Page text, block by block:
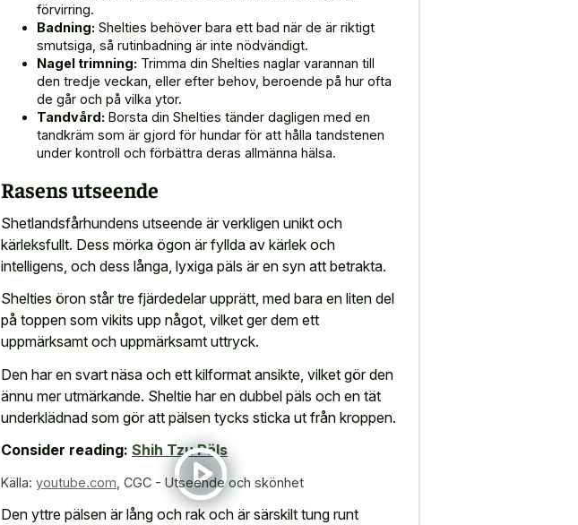
förvirring.
Badning: Shelties behöver bara ett bad när de är riktigt
smutsiga, så rutinbadning är inte nödvändigt.
Nagel trimning: Trimma din Shelties naglar varannan till
den tredje veckan, eller efter behov, beroende på hur ofta
de går och på vilka ytor.
Tandvård: Borsta din Shelties tänder dagligen med en
tandkräm som är gjord för hundar för att hålla tandstenen
under kontroll och förbättra deras allmänna hälsa.
Rasens utseende
Shetlandsfårhundens utseende är verkligen unikt och
kärleksfullt. Dess mörka ögon är fyllda av kärlek och
intelligens, och dess långa, lyxiga päls är en syn att betrakta.
Shelties öron står tre fjärdedelar upprätt, med bara en liten del
på toppen som vikits upp något, vilket ger dem ett
uppmärksamt och uppmärksamt uttryck.
Den har en svart näsa och ett kilformat ansikte, vilket gör den
ännu mer utmärkande. Sheltie har en dubbel päls och en tät
underklädnad som gör att pälsen tycks sticka ut från kroppen.
Consider reading: Shih Tzu Päls
Källa: youtube.com CGC - Utseende och skönhet
Den yttre pälsen är lång och rak och är särskilt tung runt